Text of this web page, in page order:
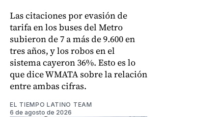
Las citaciones por evasión de
tarifa en los buses del Metro
subieron de 7 a más de 9.600 en
tres años, y los robos en el
sistema cayeron 36%. Esto es lo
que dice WMATA sobre la relación
entre ambas cifras.
EL TIEMPO LATINO TEAM
6 de agosto de 2026